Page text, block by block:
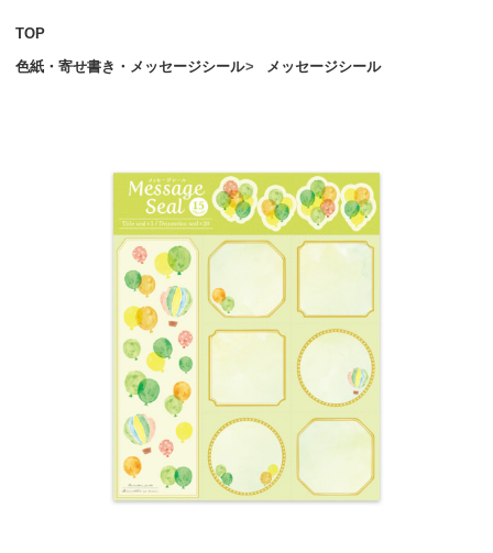
TOP
色紙・寄せ書き・メッセージシール
メッセージシール